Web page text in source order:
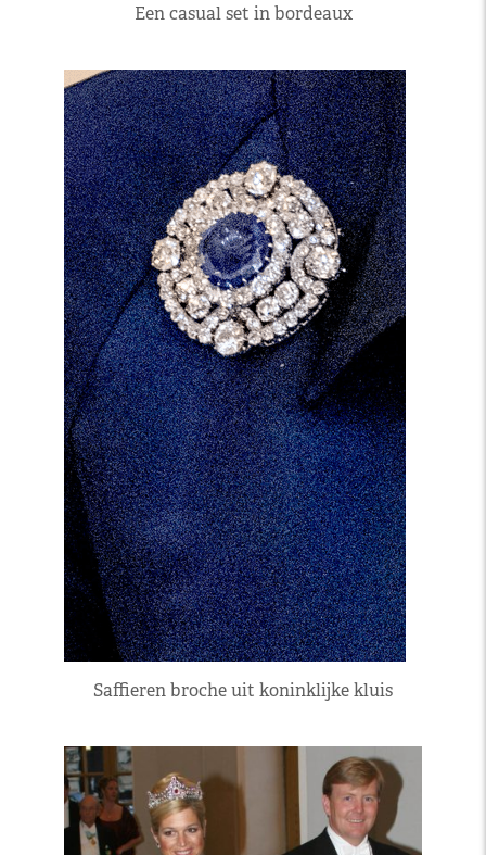
Een casual set in bordeaux
Saffieren broche uit koninklijke kluis